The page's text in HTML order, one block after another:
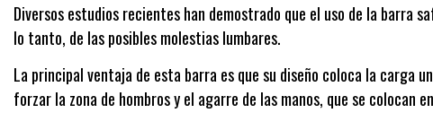
Diversos estudios recientes han demostrado que el uso de la barra
lo tanto, de las posibles molestias lumbares.
La principal ventaja de esta barra es que su diseño coloca la carga
forzar la zona de hombros y el agarre de las manos, que se colocan